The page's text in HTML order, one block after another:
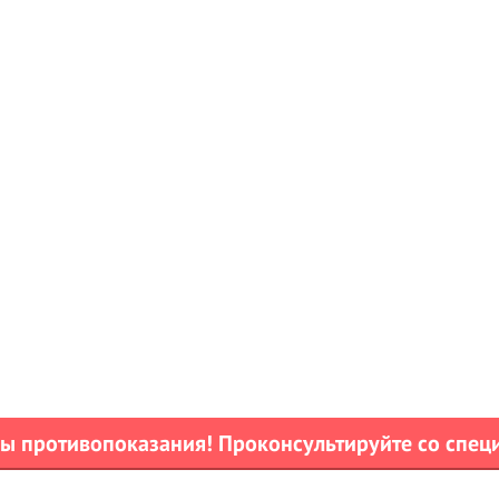
противопоказания! Проконсультируйте со